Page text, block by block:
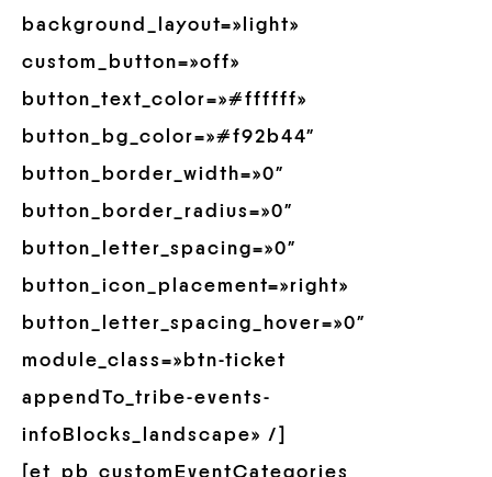
background_layout=»light»
custom_button=»off»
button_text_color=»#ffffff»
button_bg_color=»#f92b44″
button_border_width=»0″
button_border_radius=»0″
button_letter_spacing=»0″
button_icon_placement=»right»
button_letter_spacing_hover=»0″
module_class=»btn-ticket
appendTo_tribe-events-
infoBlocks_landscape» /]
[et_pb_customEventCategories